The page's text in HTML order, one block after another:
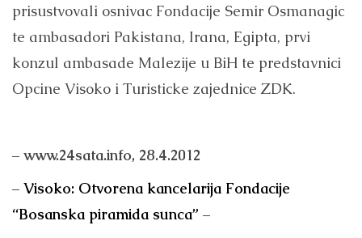
prisustvovali osnivac Fondacije Semir Osmanagic
te ambasadori Pakistana, Irana, Egipta, prvi
konzul ambasade Malezije u BiH te predstavnici
Opcine Visoko i Turisticke zajednice ZDK.
– www.24sata.info, 28.4.2012
– Visoko: Otvorena kancelarija Fondacije
“Bosanska piramida sunca” –